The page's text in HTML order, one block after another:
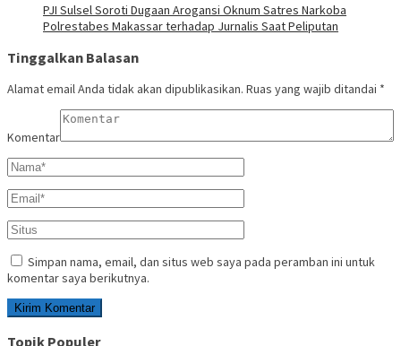
PJI Sulsel Soroti Dugaan Arogansi Oknum Satres Narkoba
Polrestabes Makassar terhadap Jurnalis Saat Peliputan
Tinggalkan Balasan
Alamat email Anda tidak akan dipublikasikan. Ruas yang wajib ditandai *
Komentar
Simpan nama, email, dan situs web saya pada peramban ini untuk
komentar saya berikutnya.
Topik Populer